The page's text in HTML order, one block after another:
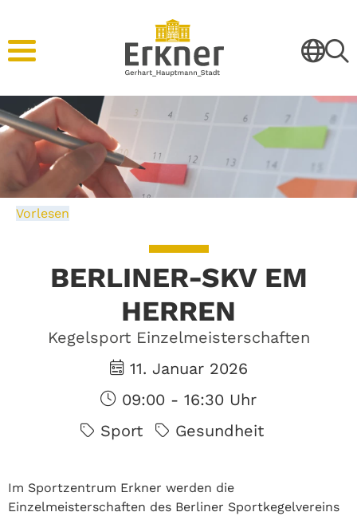
Vorlesen
BERLINER-SKV EM
HERREN
Kegelsport Einzelmeisterschaften
11. Januar 2026
09:00 - 16:30 Uhr
Sport
Gesundheit
Im Sportzentrum Erkner werden die
Einzelmeisterschaften des Berliner Sportkegelvereins